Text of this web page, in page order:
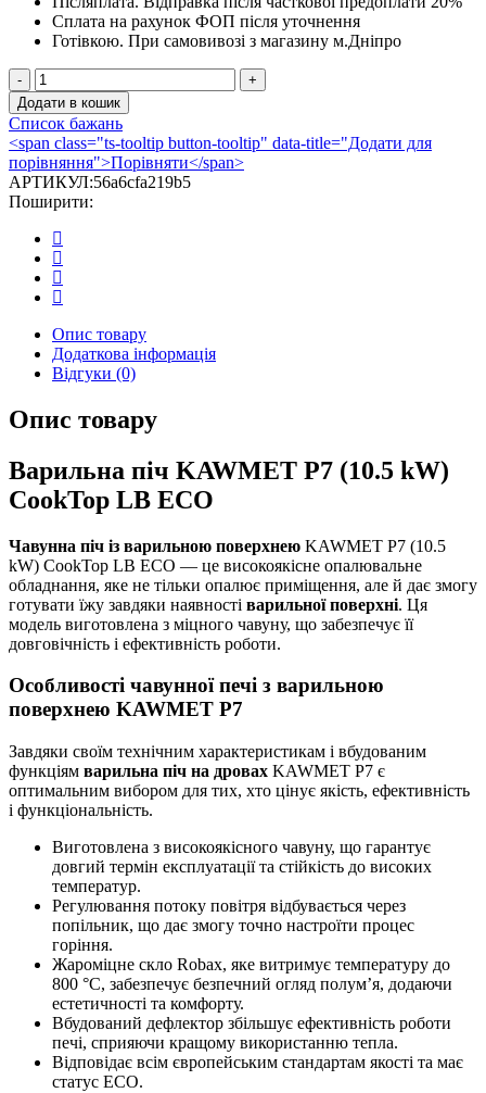
Сплата на рахунок ФОП після уточнення
Готівкою. При самовивозі з магазину м.Дніпро
Чавунна
піч
із
варильною
поверхнею
KAWMET
P7
(10.5
kW)
CookTop
LB
ECO
кількість
Додати в кошик
Список бажань
<span class="ts-tooltip button-tooltip" data-title="Додати для
порівняння">Порівняти</span>
АРТИКУЛ:56a6cfa219b5
Поширити:
Опис товару
Додаткова інформація
Відгуки (0)
Опис товару
Варильна піч KAWMET P7 (10.5 kW)
CookTop LB ECO
Чавунна піч із варильною поверхнею KAWMET P7 (10.5
kW) CookTop LB ECO — це високоякісне опалювальне
обладнання, яке не тільки опалює приміщення, але й дає змогу
готувати їжу завдяки наявності варильної поверхні. Ця
модель виготовлена з міцного чавуну, що забезпечує її
довговічність і ефективність роботи.
Особливості чавунної печі з варильною
поверхнею KAWMET P7
Завдяки своїм технічним характеристикам і вбудованим
функціям варильна піч на дровах KAWMET P7 є
оптимальним вибором для тих, хто цінує якість, ефективність
і функціональність.
Виготовлена з високоякісного чавуну, що гарантує
довгий термін експлуатації та стійкість до високих
температур.
Регулювання потоку повітря відбувається через
попільник, що дає змогу точно настроїти процес
горіння.
Жароміцне скло Robax, яке витримує температуру до
800 °C, забезпечує безпечний огляд полум’я, додаючи
естетичності та комфорту.
Вбудований дефлектор збільшує ефективність роботи
печі, сприяючи кращому використанню тепла.
Відповідає всім європейським стандартам якості та має
статус ECO.